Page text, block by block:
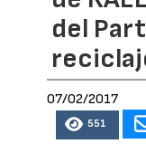
del
07/02/2017
551